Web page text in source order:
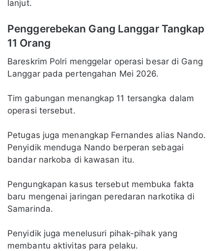
lanjut.
Penggerebekan Gang Langgar Tangkap
11 Orang
Bareskrim Polri menggelar operasi besar di Gang
Langgar pada pertengahan Mei 2026.
Tim gabungan menangkap 11 tersangka dalam
operasi tersebut.
Petugas juga menangkap Fernandes alias Nando.
Penyidik menduga Nando berperan sebagai
bandar narkoba di kawasan itu.
Pengungkapan kasus tersebut membuka fakta
baru mengenai jaringan peredaran narkotika di
Samarinda.
Penyidik juga menelusuri pihak-pihak yang
membantu aktivitas para pelaku.